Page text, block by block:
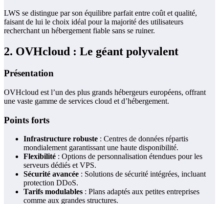
LWS se distingue par son équilibre parfait entre coût et qualité,
faisant de lui le choix idéal pour la majorité des utilisateurs
recherchant un hébergement fiable sans se ruiner.
2. OVHcloud : Le géant polyvalent
Présentation
OVHcloud est l’un des plus grands hébergeurs européens, offrant
une vaste gamme de services cloud et d’hébergement.
Points forts
Infrastructure robuste : Centres de données répartis
mondialement garantissant une haute disponibilité.
Flexibilité : Options de personnalisation étendues pour les
serveurs dédiés et VPS.
Sécurité avancée : Solutions de sécurité intégrées, incluant
protection DDoS.
Tarifs modulables : Plans adaptés aux petites entreprises
comme aux grandes structures.